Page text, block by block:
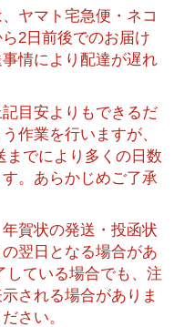
ヤマト宅急便・ネコ
2日前後でのお届け
情により配達が遅れ
目安よりもできるだ
作業を行いますが、
までにより多くの日数
。あらかじめご了承
賀状の発送・投函状
翌日となる場合があ
している場合でも、注
される場合がありま
さい。